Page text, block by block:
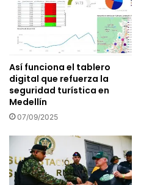
Así funciona el tablero
digital que refuerza la
seguridad turística en
Medellín
07/09/2025